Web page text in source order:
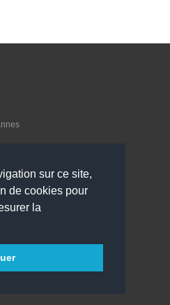
sur ce site,
de cookies pour
la
aux horaires suivants :
Jeudi, Vendredi